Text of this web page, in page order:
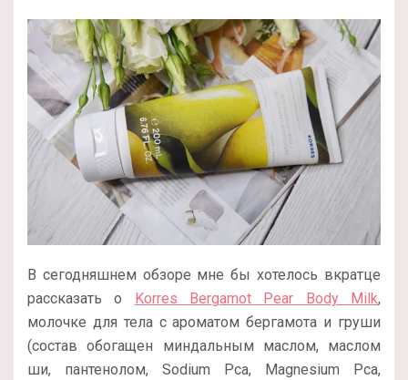
В сегодняшнем обзоре мне бы хотелось вкратце
рассказать о
Korres Bergamot Pear Body Milk,
молочке для тела с ароматом бергамота и груши
(состав обогащен миндальным маслом, маслом
ши, пантенолом, Sodium Pca, Magnesium Pca,